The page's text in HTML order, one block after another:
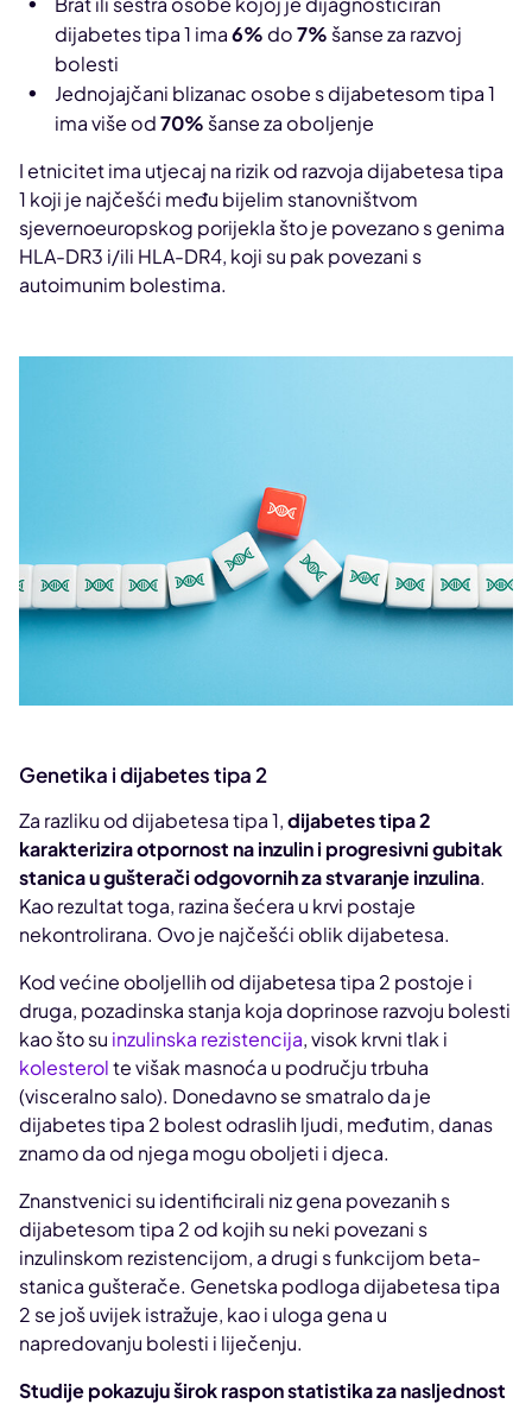
dijabetes tipa 1 ima6% do7% šanse za razvoj
bolesti
Jednojajčani blizanac osobe s dijabetesom tipa 1
ima više od70% šanse za oboljenje
I etnicitet ima utjecaj na rizik od razvoja dijabetesa tipa
1 koji je najčešći među bijelim stanovništvom
sjevernoeuropskog porijekla što je povezano s genima
HLA-DR3 i/ili HLA-DR4, koji su pak povezani s
autoimunim bolestima.
Genetika i dijabetes tipa 2
Za razliku od dijabetesa tipa 1,dijabetes tipa 2
karakterizira otpornost na inzulin i progresivni gubitak
stanica u gušterači odgovornih za stvaranje inzulina.
Kao rezultat toga, razina šećera u krvi postaje
nekontrolirana. Ovo je najčešći oblik dijabetesa.
Kod većine oboljellih od dijabetesa tipa 2 postoje i
druga, pozadinska stanja koja doprinose razvoju bolesti
kao što su inzulinska rezistencija, visok krvni tlak i
kolesterolte višak masnoća u području trbuha
(visceralno salo). Donedavno se smatralo da je
dijabetes tipa 2 bolest odraslih ljudi, međutim, danas
znamo da od njega mogu oboljeti i djeca.
Znanstvenici su identificirali niz gena povezanih s
dijabetesom tipa 2 od kojih su neki povezani s
inzulinskom rezistencijom, a drugi s funkcijom beta-
stanica gušterače. Genetska podloga dijabetesa tipa
2 se još uvijek istražuje, kao i uloga gena u
napredovanju bolesti i liječenju.
Studije pokazuju širok raspon statistika za nasljednost